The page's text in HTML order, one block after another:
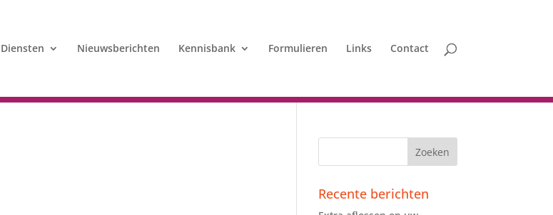
Diensten Nieuwsberichten Kennisbank Formulieren Links Contact
Recente berichten